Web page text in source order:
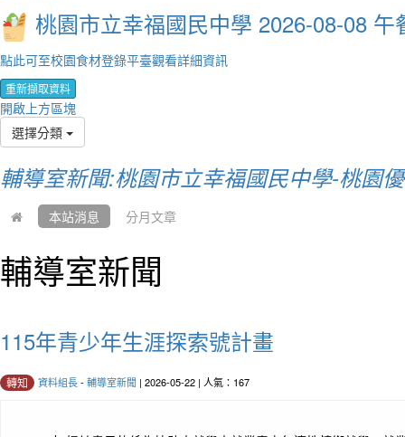
桃園市立幸福國民中學 2026-08-08 午
點此可至校園食材登錄平臺觀看詳細資訊
重新擷取資料
開啟上方區塊
選擇分類
輔導室新聞:桃園市立幸福國民中學-桃園
本站消息 分月文章
輔導室新聞
115年青少年生涯探索號計畫
轉知 資料組長- 輔導室新聞 | 2026-05-22 | 人氣：167